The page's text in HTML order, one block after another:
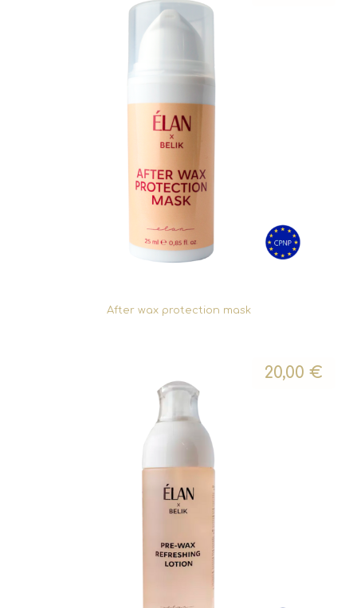
After wax protection mask
20,00 €